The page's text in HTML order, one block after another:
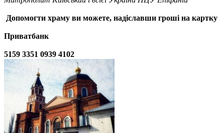
Допомогти храму ви можете, надіславши гроші на
Приватбанк
5159 3351 0939 4102